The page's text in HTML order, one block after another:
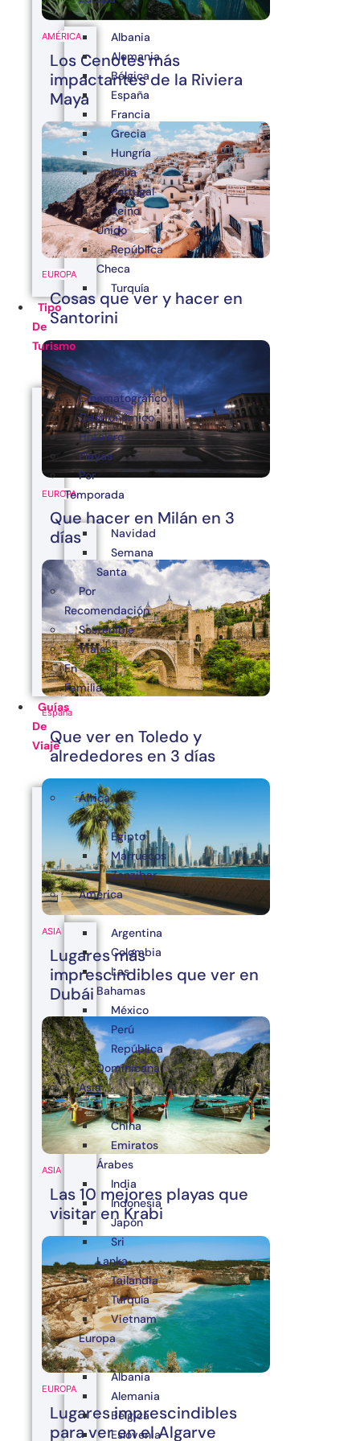
AMÉRICA
Los Cenotes más
impactantes de la Riviera
Maya
EUROPA
Cosas que ver y hacer en
Santorini
EUROPA
Que hacer en Milán en 3
días
España
Que ver en Toledo y
alrededores en 3 días
ASIA
Lugares más
imprescindibles que ver en
Dubái
ASIA
Las 10 mejores playas que
visitar en Krabi
EUROPA
Lugares imprescindibles
para ver en el Algarve
Albania
Alemania
Bélgica
España
Francia
Grecia
Hungría
Italia
Portugal
Reino
Unido
República
Checa
Turquía
Tipo
De
Turismo
Cinematográfico
Gastronómico
Hotelero
Playas
Por
Temporada
Navidad
Semana
Santa
Por
Recomendación
Sostenible
Viajes
En
Familia
Guías
De
Viaje
África
Egipto
Marruecos
Zanzibar
América
Argentina
Colombia
Las
Bahamas
México
Perú
República
Dominicana
Asia
China
Emiratos
Árabes
India
Indonesia
Japón
Sri
Lanka
Tailandia
Turquía
Vietnam
Europa
Albania
Alemania
Bélgica
Eslovenia